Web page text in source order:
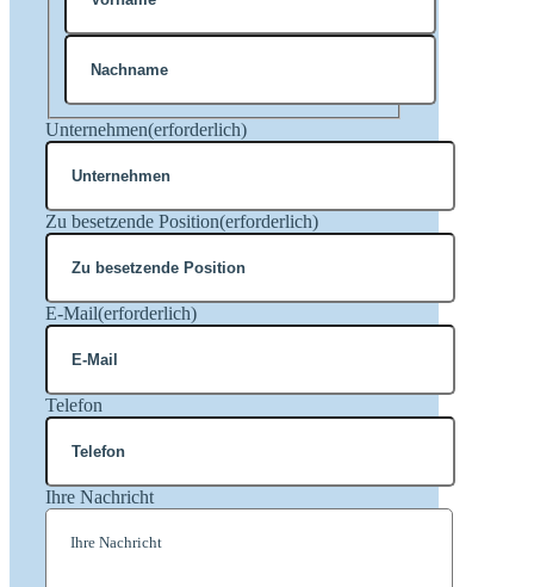
Vorname
Nachname
Unternehmen(erforderlich)
Zu besetzende Position(erforderlich)
E-Mail(erforderlich)
Telefon
Ihre Nachricht